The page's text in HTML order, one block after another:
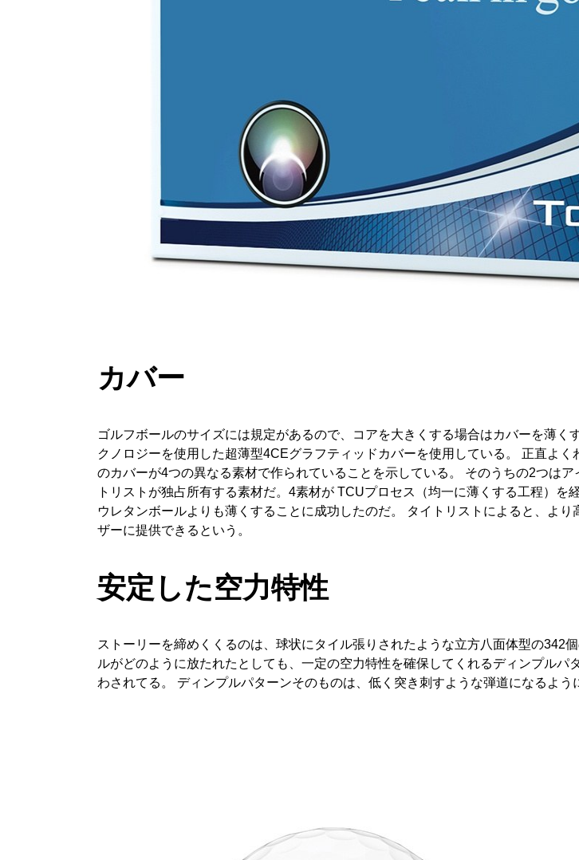
カバー
ゴルフボールのサイズには規定があるので、コアを大きくする場合はカバーを薄
クノロジーを使用した超薄型4CEグラフティッドカバーを使用している。 正直よ
のカバーが4つの異なる素材で作られていることを示している。 そのうちの2つは
トリストが独占所有する素材だ。4素材が TCUプロセス（均一に薄くする工程）
ウレタンボールよりも薄くすることに成功したのだ。 タイトリストによると、よ
ザーに提供できるという。
安定した空力特性
ストーリーを締めくくるのは、球状にタイル張りされたような立方八面体型の342
ルがどのように放たれたとしても、一定の空力特性を確保してくれるディンプル
わされてる。 ディンプルパターンそのものは、低く突き刺すような弾道になるよう